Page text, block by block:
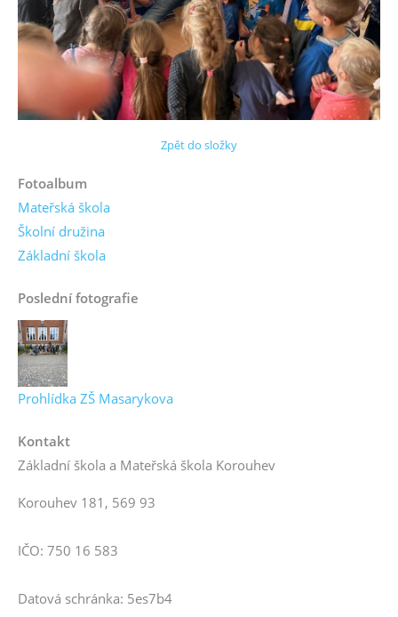
Zpět do složky
Fotoalbum
Mateřská škola
Školní družina
Základní škola
Poslední fotografie
Prohlídka ZŠ Masarykova
Kontakt
Základní škola a Mateřská škola Korouhev
Korouhev 181, 569 93
IČO: 750 16 583
Datová schránka: 5es7b4